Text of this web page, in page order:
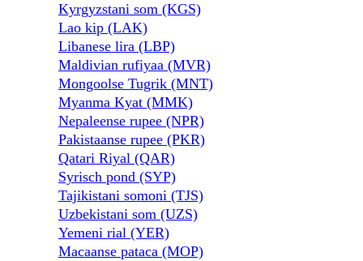
Kyrgyzstani som (KGS)
Lao kip (LAK)
Libanese lira (LBP)
Maldivian rufiyaa (MVR)
Mongoolse Tugrik (MNT)
Myanma Kyat (MMK)
Nepaleense rupee (NPR)
Pakistaanse rupee (PKR)
Qatari Riyal (QAR)
Syrisch pond (SYP)
Tajikistani somoni (TJS)
Uzbekistani som (UZS)
Yemeni rial (YER)
Macaanse pataca (MOP)